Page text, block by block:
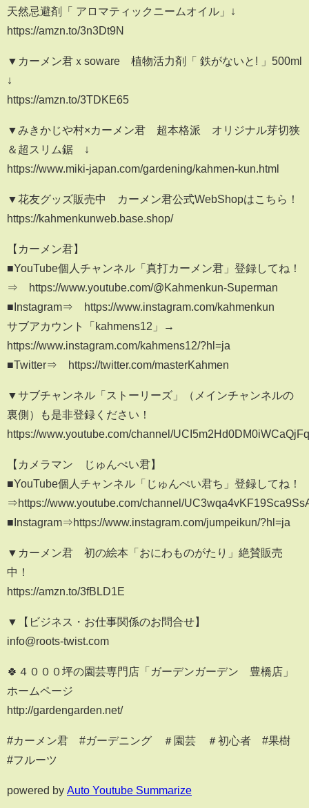
天然忌避剤「 アロマティックニームオイル」↓
https://amzn.to/3n3Dt9N
▼カーメン君ｘsoware 植物活力剤「 鉄がないと! 」500ml
↓
https://amzn.to/3TDKE65
▼みきかじや村×カーメン君 超本格派 オリジナル芽切狭
＆超スリム鋸 ↓
https://www.miki-japan.com/gardening/kahmen-kun.html
▼花友グッズ販売中 カーメン君公式WebShopはこちら！
https://kahmenkunweb.base.shop/
【カーメン君】
■YouTube個人チャンネル「真打カーメン君」登録してね！
⇒ https://www.youtube.com/@Kahmenkun-Superman
■Instagram⇒ https://www.instagram.com/kahmenkun
サブアカウント「kahmens12」→
https://www.instagram.com/kahmens12/?hl=ja
■Twitter⇒ https://twitter.com/masterKahmen
▼サブチャンネル「ストーリーズ」（メインチャンネルの
裏側）も是非登録ください！
https://www.youtube.com/channel/
【カメラマン じゅんぺい君】
■YouTube個人チャンネル「じゅんぺい君ち」登録してね！
⇒https://www.youtube.com/channel/
■Instagram⇒https://www.instagram.com/jumpeikun/?hl=ja
▼カーメン君 初の絵本「おにわものがたり」絶賛販売
中！
https://amzn.to/3fBLD1E
▼【ビジネス・お仕事関係のお問合せ】
info@roots-twist.com
🍀４０００坪の園芸専門店「ガーデンガーデン 豊橋店」
ホームページ
http://gardengarden.net/
#カーメン君 #ガーデニング ＃園芸 ＃初心者 #果樹
#フルーツ
powered by Auto Youtube Summarize